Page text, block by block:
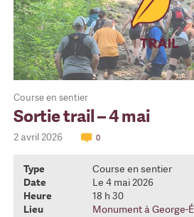
Course en sentier
Sortie trail – 4 mai
2 avril 2026 0
Type
Course en sentier
Date
Le 4 mai 2026
Heure
18 h 30
Lieu
Monument à George-